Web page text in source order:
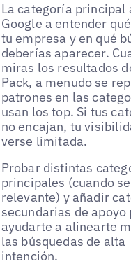
La categoría principal
Google a entender
tu empresa y en qué
deberías aparecer.
miras los resultados
Pack, a menudo se
patrones en las
usan los top. Si tus
no encajan, tu
verse limitada.
Probar distintas
principales (cuando
relevante) y añadir
secundarias de apoyo
ayudarte a alinearte
las búsquedas de alta
intención.